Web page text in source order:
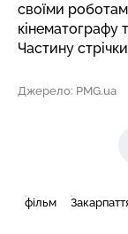
своїми
кінематографу
Частину
Джерело: PMG.ua
фільм